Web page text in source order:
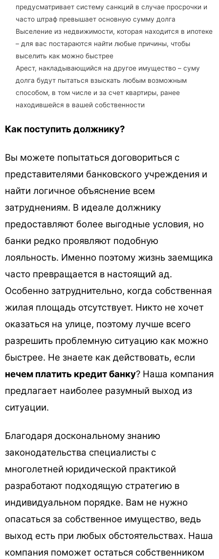
предусматривает систему санкций в случае просрочки и
часто штраф превышает основную сумму долга
Выселение из недвижимости, которая находится в ипотеке
– для вас постараются найти любые причины, чтобы
выселить как можно быстрее
Арест, накладывающийся на другое имущество – суму
долга будут пытаться взыскать любым возможным
способом, в том числе и за счет квартиры, ранее
находившейся в вашей собственности
Как поступить должнику?
Вы можете попытаться договориться с
представителями банковского учреждения и
найти логичное объяснение всем
затруднениям. В идеале должнику
предоставляют более выгодные условия, но
банки редко проявляют подобную
лояльность. Именно поэтому жизнь заемщика
часто превращается в настоящий ад.
Особенно затруднительно, когда собственная
жилая площадь отсутствует. Никто не хочет
оказаться на улице, поэтому лучше всего
разрешить проблемную ситуацию как можно
быстрее. Не знаете как действовать, если
нечем платить кредит банку? Наша компания
предлагает наиболее разумный выход из
ситуации.
Благодаря доскональному знанию
законодательства специалисты с
многолетней юридической практикой
разработают подходящую стратегию в
индивидуальном порядке. Вам не нужно
опасаться за собственное имущество, ведь
выход есть при любых обстоятельствах. Наша
компания поможет остаться собственником